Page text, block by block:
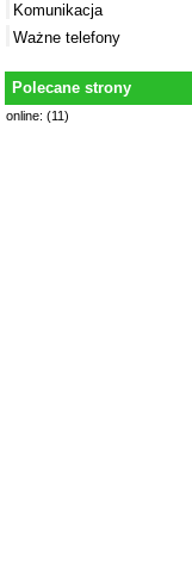
Komunikacja
Ważne telefony
Polecane strony
online: (11)